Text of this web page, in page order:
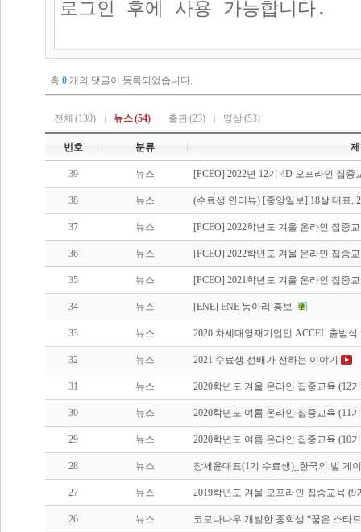
총 0 개의 댓글이 등록되었습니다.
전체 (130) 뉴스(54) 출판(23) 영상(53)
번호 분류
39 뉴스 [PCEO] 2022년 12기 4D 오프라인 집중
38 뉴스 (수료생 인터뷰) [중앙일보] 18살 대표,
37 뉴스 [PCEO] 2022학년도 겨울 온라인 집중
36 뉴스 [PCEO] 2022학년도 겨울 온라인 집중
35 뉴스 [PCEO] 2021학년도 겨울 온라인 집중
34 뉴스 [ENE] ENE 동아리 홍보
33 뉴스 2020 차세대영재기업인 ACCEL 출범
32 뉴스 2021 수료생 선배가 전하는 이야기
31 뉴스 2020학년도 겨울 온라인 집중교육 (12
30 뉴스 2020학년도 여름 온라인 집중교육 (11
29 뉴스 2020학년도 여름 온라인 집중교육 (10
28 뉴스 장세윤대표(1기 수료생)_한국의 빌 게
27 뉴스 2019학년도 겨울 오프라인 집중교육 (9
26 뉴스 코로나나우 개발한 중학생 “꿈은 스타